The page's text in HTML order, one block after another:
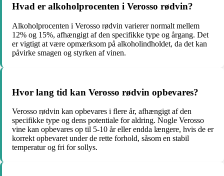
Hvad er alkoholprocenten i Verosso rødvin?
Alkoholprocenten i Verosso rødvin varierer normalt mellem
12% og 15%, afhængigt af den specifikke type og årgang. Det
er vigtigt at være opmærksom på alkoholindholdet, da det kan
påvirke smagen og styrken af vinen.
Hvor lang tid kan Verosso rødvin opbevares?
Verosso rødvin kan opbevares i flere år, afhængigt af den
specifikke type og dens potentiale for aldring. Nogle Verosso
vine kan opbevares op til 5-10 år eller endda længere, hvis de er
korrekt opbevaret under de rette forhold, såsom en stabil
temperatur og fri for sollys.